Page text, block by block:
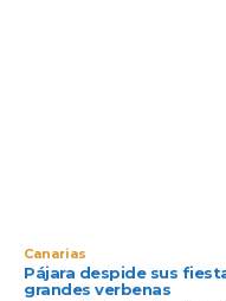
Canarias
Pájara despide sus
grandes verbenas